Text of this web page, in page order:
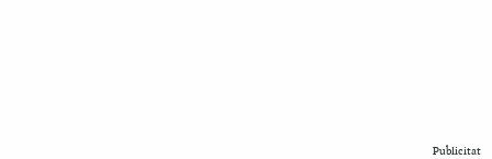
Publicitat